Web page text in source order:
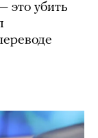
это убить